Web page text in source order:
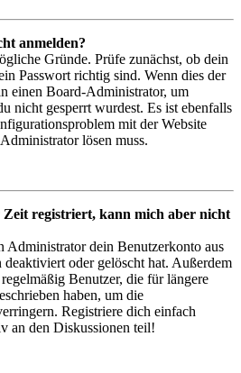
anmelden?
Gründe. Prüfe zunächst, ob dein
Passwort richtig sind. Wenn dies der
einen Board-Administrator, um
nicht gesperrt wurdest. Es ist ebenfalls
mit der Website
lösen muss.
registriert, kann mich aber nicht
Administrator dein Benutzerkonto aus
deaktiviert oder gelöscht hat. Außerdem
Benutzer, die für längere
haben, um die
Registriere dich einfach
an den Diskussionen teil!